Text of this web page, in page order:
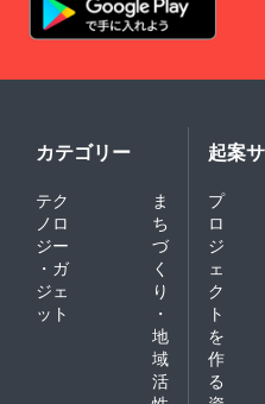
カテゴリー
テク
ノロ
ジー
・ガ
ジェ
ット
ま
ち
づ
く
り
・
地
域
活
起案
プ
ロ
ジ
ェ
ク
ト
を
作
る